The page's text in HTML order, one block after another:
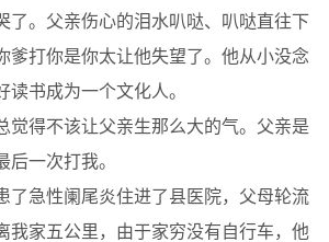
了。父亲伤心的泪水叭哒、叭哒直往下
爹打你是你太让他失望了。他从小没念
读书成为一个文化人。
得不该让父亲生那么大的气。父亲是
后一次打我。
急性阑尾炎住进了县医院，父母轮流
我家五公里，由于家穷没有自行车，他